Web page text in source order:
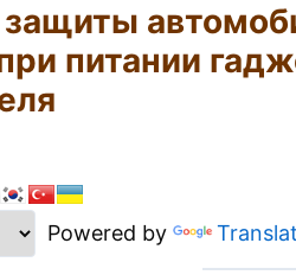
питании
Powered by